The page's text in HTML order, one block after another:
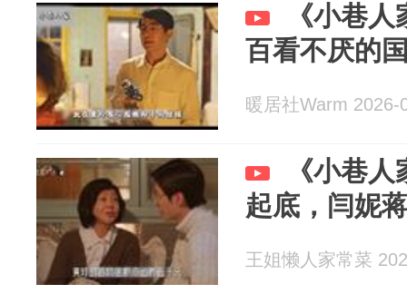
《小巷
百看不厌的
暖居社Warm 2026-
《小巷
起底，闫妮
王姐懒人家常菜